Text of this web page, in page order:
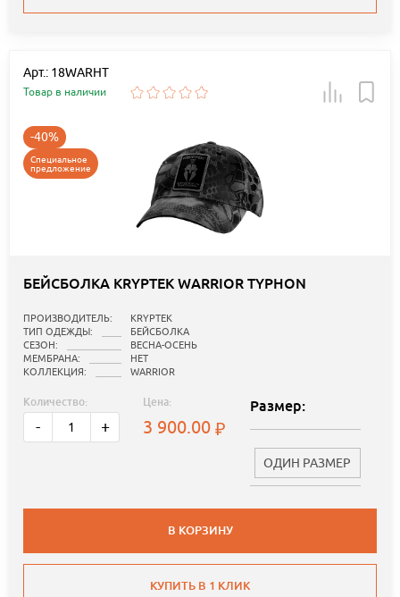
Арт.: 18WARHT
Товар в наличии
-40%
Специальное
предложение
БЕЙСБОЛКА KRYPTEK WARRIOR TYPHON
ПРОИЗВОДИТЕЛЬ:
KRYPTEK
ТИП ОДЕЖДЫ:
БЕЙСБОЛКА
СЕЗОН:
ВЕСНА-ОСЕНЬ
МЕМБРАНА:
НЕТ
КОЛЛЕКЦИЯ:
WARRIOR
Количество:
- +
Цена:
3 900.00
Размер:
ОДИН РАЗМЕР
В КОРЗИНУ
КУПИТЬ В 1 КЛИК